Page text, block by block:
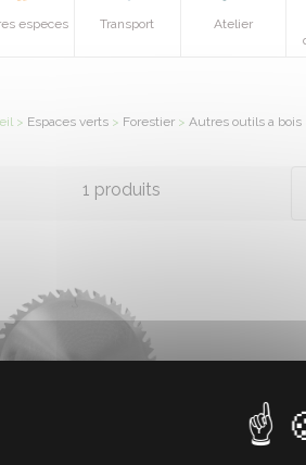
especes Transport Atelier
> Espaces verts > Forestier > Autres outils a bois
1 produits